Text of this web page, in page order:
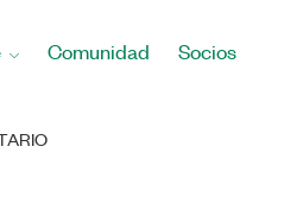
Comunidad Socios